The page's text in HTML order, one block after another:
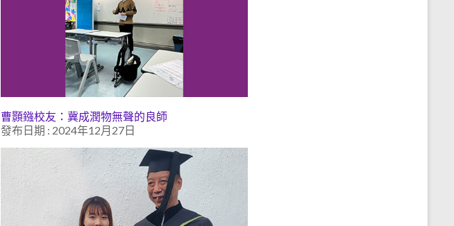
曹顥鏹校友：冀成潤物無聲的良師
發布日期 : 2024年12月27日